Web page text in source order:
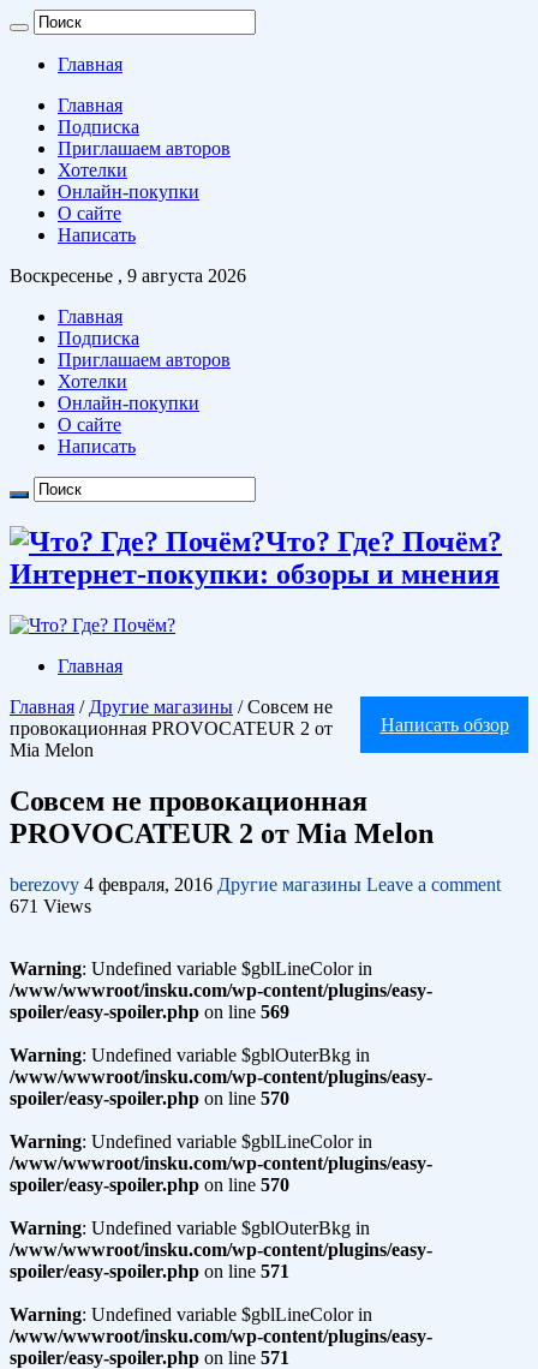
Главная
Главная
Подписка
Приглашаем авторов
Хотелки
Онлайн-покупки
О сайте
Написать
Воскресенье , 9 августа 2026
Главная
Подписка
Приглашаем авторов
Хотелки
Онлайн-покупки
О сайте
Написать
Что? Где? Почём?
Интернет-покупки: обзоры и мнения
Главная
Написать обзор
Главная / Другие магазины / Совсем не
провокационная PROVOCATEUR 2 от
Mia Melon
Совсем не провокационная
PROVOCATEUR 2 от Mia Melon
berezovy 4 февраля, 2016 Другие магазины Leave a comment
671 Views
Warning: Undefined variable $gblLineColor in
/www/wwwroot/insku.com/wp-content/plugins/easy-
spoiler/easy-spoiler.php on line 569
Warning: Undefined variable $gblOuterBkg in
/www/wwwroot/insku.com/wp-content/plugins/easy-
spoiler/easy-spoiler.php on line 570
Warning: Undefined variable $gblLineColor in
/www/wwwroot/insku.com/wp-content/plugins/easy-
spoiler/easy-spoiler.php on line 570
Warning: Undefined variable $gblOuterBkg in
/www/wwwroot/insku.com/wp-content/plugins/easy-
spoiler/easy-spoiler.php on line 571
Warning: Undefined variable $gblLineColor in
/www/wwwroot/insku.com/wp-content/plugins/easy-
spoiler/easy-spoiler.php on line 571